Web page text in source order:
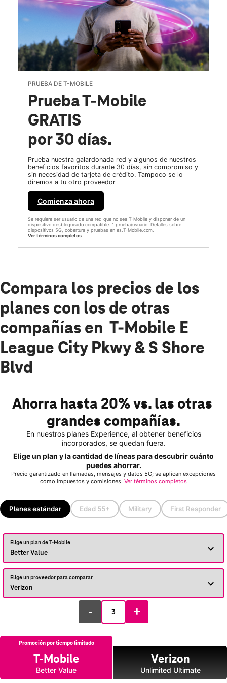
PRUEBA DE T-MOBILE
Prueba T-Mobile
GRATIS
por 30 días.
Prueba nuestra galardonada red y algunos de nuestros
beneficios favoritos durante 30 días, sin compromiso y
sin necesidad de tarjeta de crédito. Tampoco se lo
diremos a tu otro proveedor
Comienza ahora
Se requiere ser usuario de una red que no sea T-Mobile y disponer de un
dispositivo desbloqueado compatible. 1 prueba/usuario. Detalles sobre
dispositivos 5G, cobertura y pruebas en es.T-Mobile.com.
Ver términos completos
Compara los precios de los
planes con los de otras
compañías en T-Mobile E
League City Pkwy & S Shore
Blvd